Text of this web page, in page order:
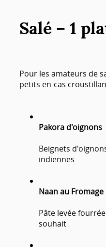
Salé – 1
Pour les amateurs de
petits en-cas
Pakora d'oignons
Beignets
indiennes
Naan au Fromage
Pâte levée
souhait